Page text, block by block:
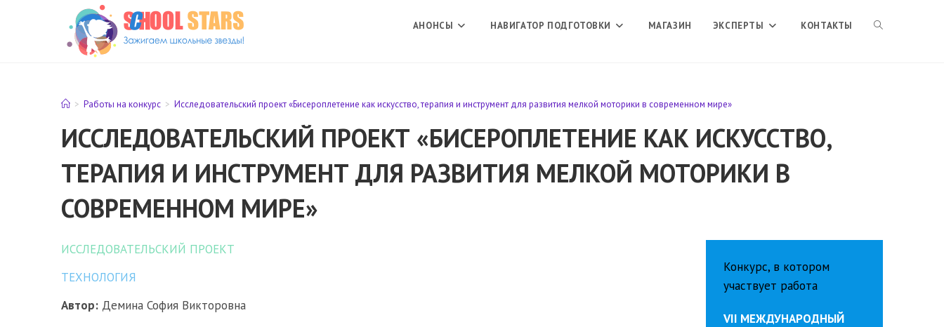
АНОНСЫ НАВИГАТОР ПОДГОТОВКИ МАГАЗИН ЭКСПЕРТЫ КОНТАКТЫ ПЕРЕКЛЮЧИТЬ
> Работы на конкурс > Исследовательский проект «Бисероплетение как искусство, терапия и инструмент для развития мелкой моторики в современном мире»
ИССЛЕДОВАТЕЛЬСКИЙ ПРОЕКТ «БИСЕРОПЛЕТЕНИЕ КАК ИСКУССТВО,
ТЕРАПИЯ И ИНСТРУМЕНТ ДЛЯ РАЗВИТИЯ МЕЛКОЙ МОТОРИКИ В
СОВРЕМЕННОМ МИРЕ»
ИССЛЕДОВАТЕЛЬСКИЙ ПРОЕКТ
ТЕХНОЛОГИЯ
Автор: Демина София Викторовна
Конкурс, в котором
участвует работа
VII МЕЖДУНАРОДНЫЙ